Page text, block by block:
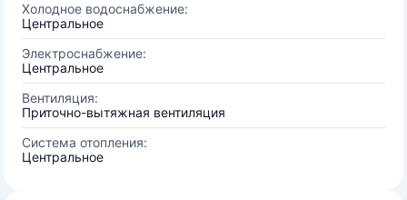
Холодное водоснабжение:
Центральное
Электроснабжение:
Центральное
Вентиляция:
Приточно-вытяжная вентиляция
Система отопления:
Центральное